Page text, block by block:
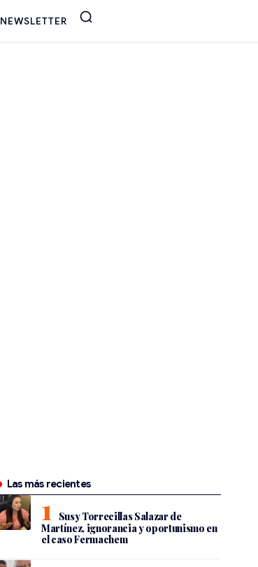
NEWSLETTER
Las más recientes
Susy Torrecillas Salazar de
Martínez, ignorancia y oportunismo en
el caso Fermachem